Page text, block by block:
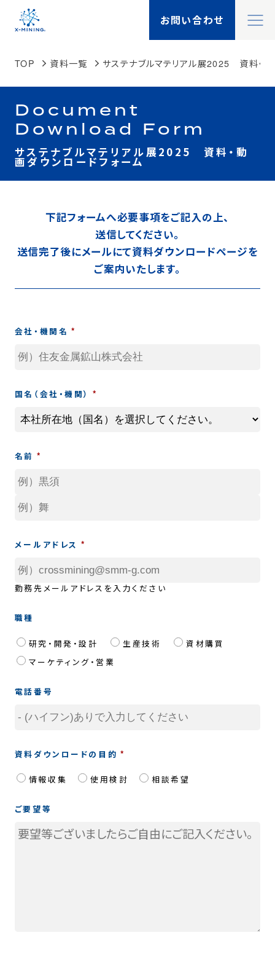
お問い合わせ
X-MININGとは
X-TALK
機能一覧
製品一覧
ソリューション
コラム
用語集
お知らせ
SOLAMENT
個人情報の取り扱いについて
Search
検索
TOP 資料一覧 サステナブルマテリアル展2025 資料・動
Document
Download Form
サステナブルマテリアル展2025 資料・動
画ダウンロードフォーム
下記フォームへ必要事項をご記入の上、
送信してください。
送信完了後にメールにて資料ダウンロードページを
ご案内いたします。
会社・機関名
国名（会社・機関）
名前
メールアドレス
勤務先メールアドレスを入力ください
職種
研究・開発・設計 生産技術
資材購買
マーケティング・営業
電話番号
資料ダウンロードの目的
情報収集 使用検討 相談希望
ご要望等